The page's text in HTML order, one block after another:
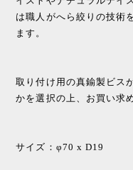
は職人がへら絞りの技術
ます。
取り付け用の真鍮製ビス
かを選択の上、お買い求
サイズ：φ70 x D19